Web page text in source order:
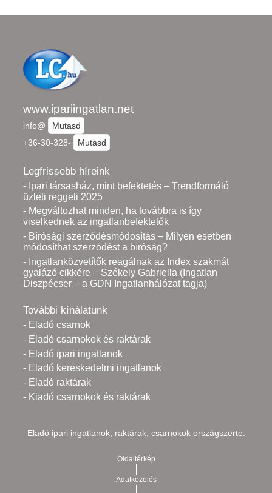
www.ipariingatlan.net
info@
Mutasd
+36-30-328-
Mutasd
Legfrissebb híreink
- Ipari társasház, mint befektetés – Trendformáló
üzleti reggeli 2025
- Megváltozhat minden, ha továbbra is így
viselkednek az ingatlanbefektetők
- Bírósági szerződésmódosítás – Milyen esetben
módosíthat szerződést a bíróság?
- Ingatlanközvetítők reagálnak az Index szakmát
gyalázó cikkére – Székely Gabriella (Ingatlan
Diszpécser – a GDN Ingatlanhálózat tagja)
További kínálatunk
- Eladó csarnok
- Eladó csarnokok és raktárak
- Eladó ipari ingatlanok
- Eladó kereskedelmi ingatlanok
- Eladó raktárak
- Kiadó csarnokok és raktárak
Eladó ipari ingatlanok, raktárak, csarnokok országszerte.
Oldaltérkép
Adatkezelés